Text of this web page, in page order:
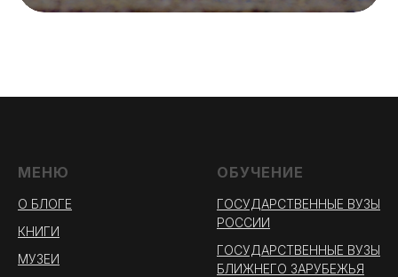
МЕНЮ
О БЛОГЕ
КНИГИ
МУЗЕИ
ОБУЧЕНИЕ
ГОСУДАРСТВЕННЫЕ ВУЗЫ
РОССИИ
ГОСУДАРСТВЕННЫЕ ВУЗЫ
БЛИЖНЕГО ЗАРУБЕЖЬЯ